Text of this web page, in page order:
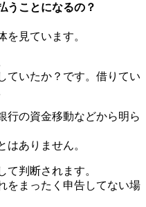
うことになるの？
を見ています。
ていたか？です。借りてい
行の資金移動などから明ら
はありません。
判断されます。
をまったく申告してない場